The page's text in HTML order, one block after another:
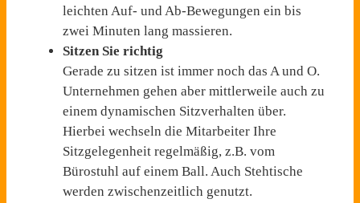
leichten Auf- und Ab-Bewegungen ein bis
zwei Minuten lang massieren.
Sitzen Sie richtig
Gerade zu sitzen ist immer noch das A und O.
Unternehmen gehen aber mittlerweile auch zu
einem dynamischen Sitzverhalten über.
Hierbei wechseln die Mitarbeiter Ihre
Sitzgelegenheit regelmäßig, z.B. vom
Bürostuhl auf einem Ball. Auch Stehtische
werden zwischenzeitlich genutzt.